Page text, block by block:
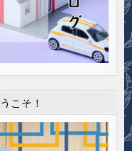
こそ！